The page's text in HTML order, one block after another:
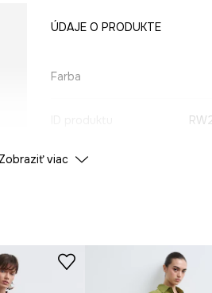
ÚDAJE O PRODUKTE
Farba
Výrobca
Zobraziť viac